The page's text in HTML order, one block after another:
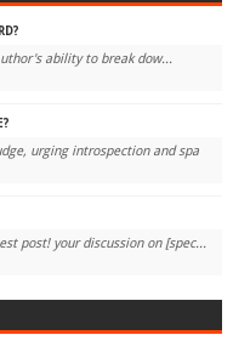
ability to break dow...
urging introspection and spa
post! your discussion on [spec...